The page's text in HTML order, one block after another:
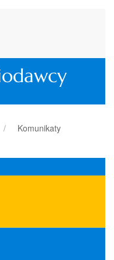
Komunikaty